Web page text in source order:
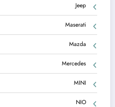
Jeep
Maserati
Mazda
Mercedes
MINI
NIO